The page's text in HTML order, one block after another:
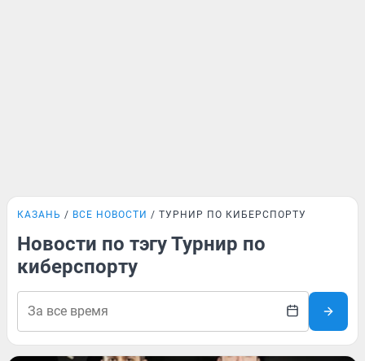
КАЗАНЬ ВСЕ НОВОСТИ ТУРНИР ПО КИБЕРСПОРТУ
Новости по тэгу Турнир по
киберспорту